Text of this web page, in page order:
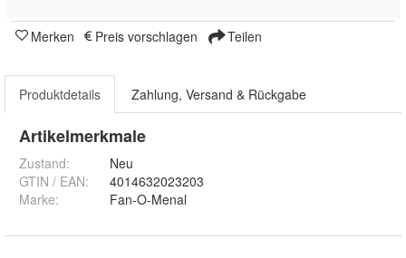
Merken Preis vorschlagen Teilen
Produktdetails Zahlung, Versand & Rückgabe
Artikelmerkmale
Zustand:
Neu
GTIN / EAN:
4014632023203
Marke:
Fan-O-Menal